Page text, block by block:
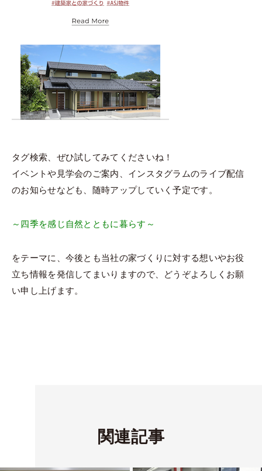
タグ検索、ぜひ試してみてくださいね！
イベントや見学会のご案内、インスタグラムのライブ配信
のお知らせなども、随時アップしていく予定です。
～四季を感じ自然とともに暮らす～
をテーマに、今後とも当社の家づくりに対する想いやお役
立ち情報を発信してまいりますので、どうぞよろしくお願
い申し上げます。
関連記事